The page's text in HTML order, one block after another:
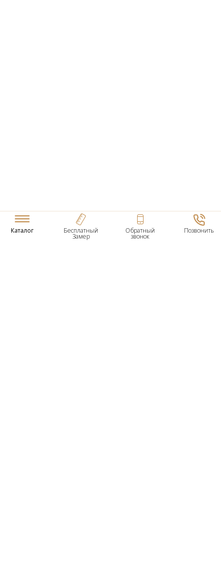
Каталог Бесплатный
Замер
Обратный
звонок
Позвонить